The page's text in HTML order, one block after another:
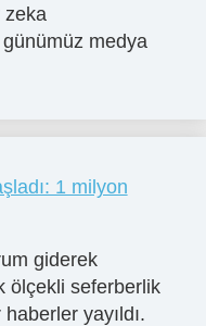
zeka
günümüz medya
1 milyon
giderek
ölçekli seferberlik
yayıldı.